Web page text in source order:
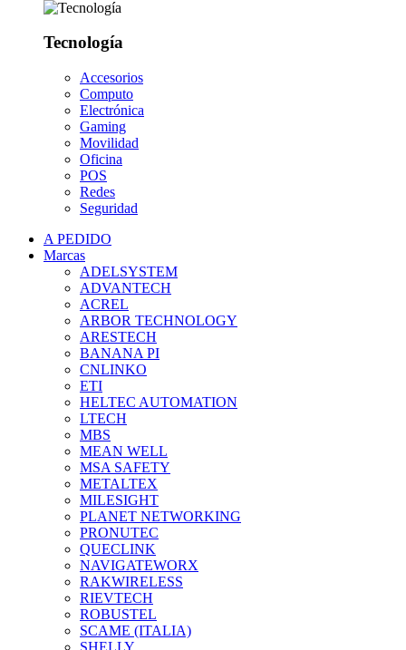
Tecnología
Accesorios
Computo
Electrónica
Gaming
Movilidad
Oficina
POS
Redes
Seguridad
A PEDIDO
Marcas
ADELSYSTEM
ADVANTECH
ACREL
ARBOR TECHNOLOGY
ARESTECH
BANANA PI
CNLINKO
ETI
HELTEC AUTOMATION
LTECH
MBS
MEAN WELL
MSA SAFETY
METALTEX
MILESIGHT
PLANET NETWORKING
PRONUTEC
QUECLINK
NAVIGATEWORX
RAKWIRELESS
RIEVTECH
ROBUSTEL
SCAME (ITALIA)
SHELLY